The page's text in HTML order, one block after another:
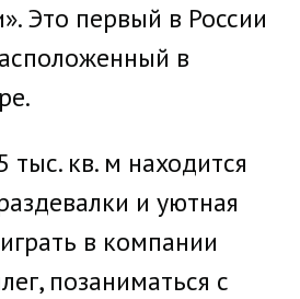
Это первый в России
в
кв. м находится
и уютная
в компании
позаниматься с